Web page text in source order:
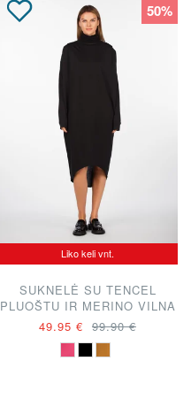
50%
Liko keli vnt.
SUKNELĖ SU TENCEL
PLUOŠTU IR MERINO VILNA
49.95 € 99.90 €